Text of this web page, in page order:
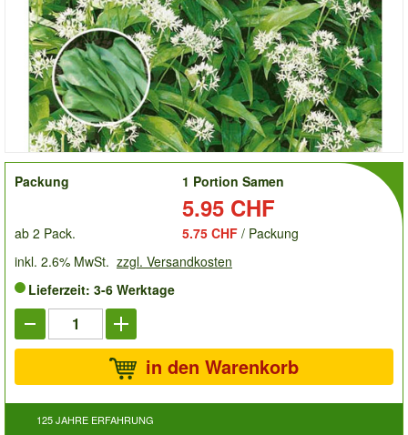
order
Packung
1 Portion Samen
5.95 CHF
ab 2 Pack. 5.75 CHF / Packung
inkl. 2.6% MwSt. zzgl. Versandkosten
Lieferzeit: 3-6 Werktage
in den Warenkorb
125 JAHRE ERFAHRUNG